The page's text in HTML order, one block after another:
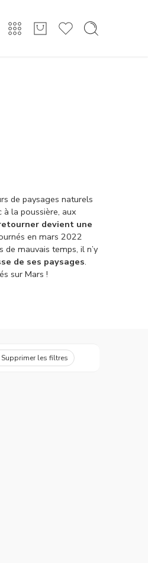
de paysages naturels
la poussière, aux
devient une
en mars 2022
mauvais temps, il n’y
de ses paysages.
sur Mars !
Supprimer les filtres